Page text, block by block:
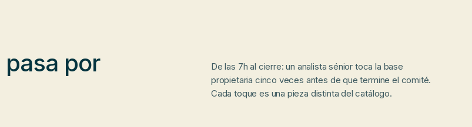
pasa por
De las 7h al cierre: un analista sénior toca la base
propietaria cinco veces antes de que termine el comité.
Cada toque es una pieza distinta del catálogo.